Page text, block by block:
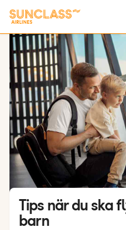
Tips när du ska
barn